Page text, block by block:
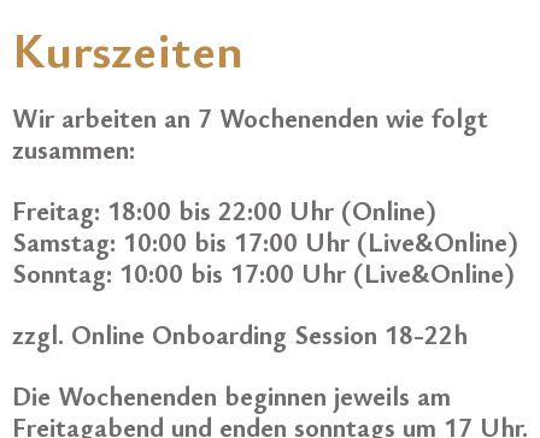
Kurszeiten
Wir arbeiten an 7 Wochenenden wie folgt
zusammen:
Freitag: 18:00 bis 22:00 Uhr (Online)
Samstag: 10:00 bis 17:00 Uhr (Live&Online)
Sonntag: 10:00 bis 17:00 Uhr (Live&Online)
zzgl. Online Onboarding Session 18-22h
Die Wochenenden beginnen jeweils am
Freitagabend und enden sonntags um 17 Uhr.